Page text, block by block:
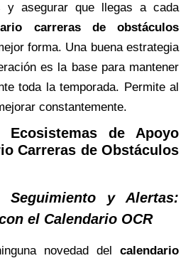
y asegurar que llegas a cada
carreras de obstáculos
forma. Una buena estrategia
es la base para mantener
toda la temporada. Permite al
constantemente.
Ecosistemas de Apoyo
Carreras de Obstáculos
Seguimiento y Alertas:
el Calendario OCR
novedad del calendario